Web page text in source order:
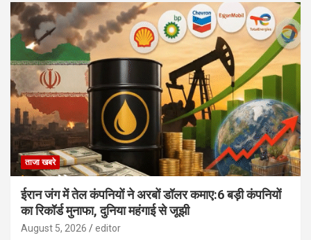
ताजा खबरे
ईरान जंग में तेल कंपनियों ने अरबों डॉलर कमाए:6 बड़ी कंपनियों
का रिकॉर्ड मुनाफा, दुनिया महंगाई से जूझी
August 5, 2026 editor